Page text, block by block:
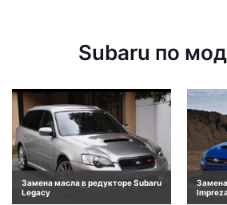
Subaru по
Замена масла в редукторе Subaru
Legacy